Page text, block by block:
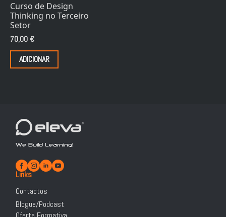
Curso de Design
Thinking no Terceiro
Setor
70,00 €
ADICIONAR
We Build Learning!
Links
Contactos
Blogue/Podcast